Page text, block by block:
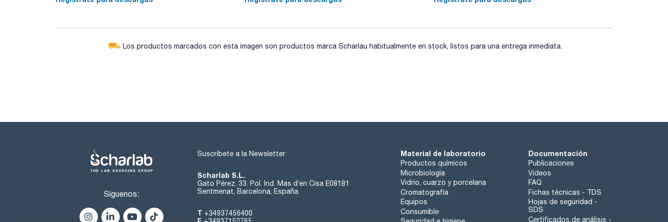
Los productos marcados con esta imagen son productos marca Scharlau habitualmente en stock, listos para una entrega inmediata.
Síguenos:
Suscríbete a la Newsletter
Scharlab S.L.
Gato Pérez, 33. Pol. Ind. Mas d’en Cisa E08181
Sentmenat, Barcelona, España
T +34937456400
Material de laboratorio
Productos químicos
Microbiología
Vidrio, cuarzo y porcelana
Cromatografía
Equipos
Consumible
Documentación
Publicaciones
Videos
FAQ
Fichas técnicas - TDS
Hojas de seguridad -
SDS
Certificados de análisis -